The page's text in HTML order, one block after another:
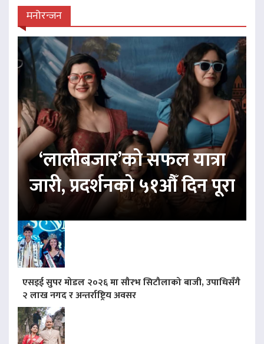
मनोरन्जन
‘लालीबजार’को सफल यात्रा
जारी, प्रदर्शनको ५१औँ दिन पूरा
एसइई सुपर मोडल २०२६ मा सौरभ सिटौलाको बाजी, उपाधिसँगै
२ लाख नगद र अन्तर्राष्ट्रिय अवसर